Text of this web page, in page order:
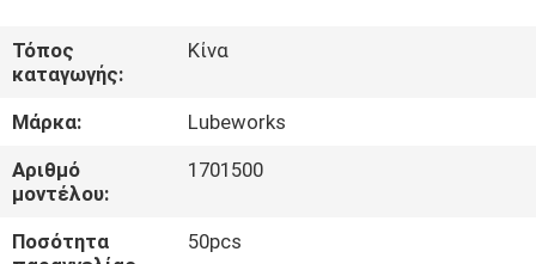
ΒΊΝΤΕΟ
ΣΧΕΤΙΚΆ
ΜΕ
ΕΜΆΣ
Τόπος
καταγωγής:
Κίνα
Μάρκα:
Lubeworks
Αριθμό
μοντέλου:
1701500
Ποσότητα
50pcs